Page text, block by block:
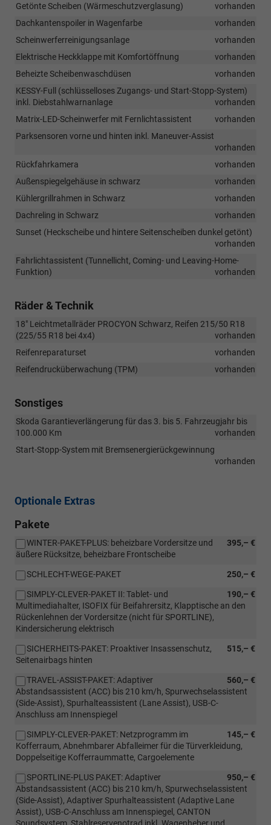
Getönte Scheiben (Wärmeschutzverglasung)
vorhanden
Dachkantenspoiler in Wagenfarbe
vorhanden
Scheinwerferreinigungsanlage
vorhanden
Elektrische Heckklappe mit Komfortöffnung
vorhanden
Beheizte Scheibenwaschdüsen
vorhanden
KESSY-Full (schlüsselloses Zugangs- und Start-Stopp-System)
inkl. Diebstahlwarnanlage
vorhanden
Matrix-LED-Scheinwerfer mit Fernlichtassistent
vorhanden
Parksensoren vorne und hinten inkl. Maneuver-Assist
vorhanden
Rückfahrkamera
vorhanden
Außenspiegelgehäuse in schwarz
vorhanden
Kühlergrillrahmen in Schwarz
vorhanden
Dachreling in Schwarz
vorhanden
Sunset (Heckscheibe und hintere Seitenscheiben dunkel getönt)
vorhanden
Fahrlichtassistent (Tunnellicht, Coming- und Leaving-Home-
Funktion)
vorhanden
Räder & Technik
18" Leichtmetallräder PROCYON Schwarz, Reifen 215/50 R18
(225/55 R18 bei 4x4)
vorhanden
Reifenreparaturset
vorhanden
Reifendrucküberwachung (TPM)
vorhanden
Sonstiges
Skoda Garantieverlängerung für das 3. bis 5. Fahrzeugjahr bis
100.000 Km
vorhanden
Start-Stopp-System mit Bremsenergierückgewinnung
vorhanden
Optionale Extras
Pakete
395,– €
WINTER-PAKET-PLUS: beheizbare Vordersitze und
äußere Rücksitze, beheizbare Frontscheibe
250,– €
SCHLECHT-WEGE-PAKET
190,– €
SIMPLY-CLEVER-PAKET II: Tablet- und
Multimediahalter, ISOFIX für Beifahrersitz, Klapptische an den
Rückenlehnen der Vordersitze (nicht für SPORTLINE),
Kindersicherung elektrisch
515,– €
SICHERHEITS-PAKET: Proaktiver Insassenschutz,
Seitenairbags hinten
560,– €
TRAVEL-ASSIST-PAKET: Adaptiver
Abstandsassistent (ACC) bis 210 km/h, Spurwechselassistent
(Side-Assist), Spurhalteassistent (Lane Assist), USB-C-
Anschluss am Innenspiegel
145,– €
SIMPLY-CLEVER-PAKET: Netzprogramm im
Kofferraum, Abnehmbarer Abfalleimer für die Türverkleidung,
Doppelseitige Kofferraummatte, Cargoelemente
950,– €
SPORTLINE-PLUS PAKET: Adaptiver
Abstandsassistent (ACC) bis 210 km/h, Spurwechselassistent
(Side-Assist), Adaptiver Spurhalteassistent (Adaptive Lane
Assist), USB-C-Anschluss am Innenspiegel, CANTON
Soundsystem, Stahlreservenotrad inkl. Wagenheber und